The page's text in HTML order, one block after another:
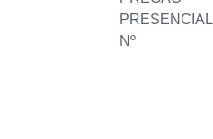
PRESENCIAL
Nº